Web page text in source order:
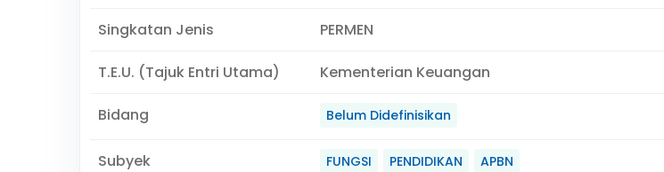
Singkatan Jenis PERMEN
T.E.U. (Tajuk Entri Utama) Kementerian Keuangan
Bidang Belum Didefinisikan
Subyek FUNGSI PENDIDIKAN APBN